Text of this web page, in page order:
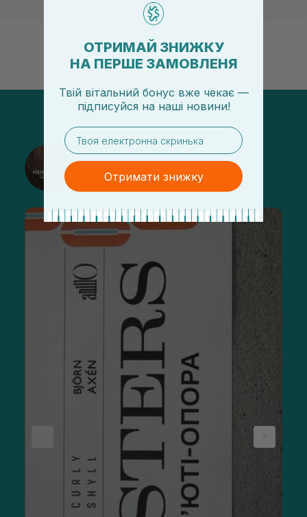
@sisters_stelmakh в Instagram
Підписатися
ОТРИМАЙ ЗНИЖКУ
НА ПЕРШЕ ЗАМОВЛЕНЯ
Твій вітальний бонус вже чекає —
підписуйся на наші новини!
email
Отримати знижку